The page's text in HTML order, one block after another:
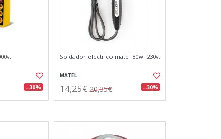
- 30%
Soldador electrico matel 80w. 230v.
MATEL
14,25€ 20,35€ - 30%